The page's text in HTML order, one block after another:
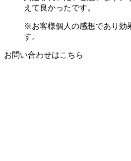
えて良かったです。
※お客様個人の感想であり効
す。
お問い合わせはこちら